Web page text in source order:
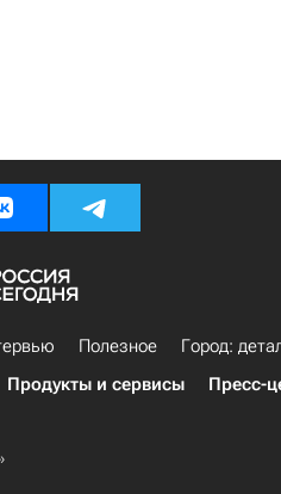
Полезное
Город:
Продукты и сервисы Пресс-